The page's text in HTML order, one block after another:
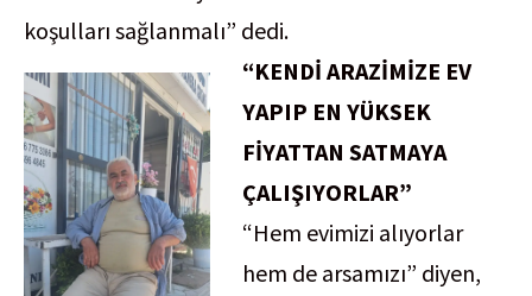
koşulları sağlanmalı” dedi.
“KENDİ ARAZİMİZE EV
YAPIP EN YÜKSEK
FİYATTAN SATMAYA
ÇALIŞIYORLAR”
“Hem evimizi alıyorlar
hem de arsamızı” diyen,